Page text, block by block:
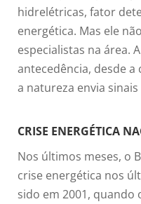
hidrelétricas, fator
energética. Mas ele
especialistas na área.
antecedência, desde a
a natureza envia
CRISE ENERGÉTICA
Nos últimos meses, o
crise energética nos
sido em 2001, quando